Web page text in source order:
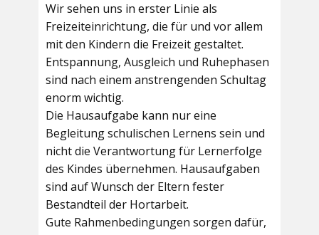
Wir sehen uns in erster Linie als
Freizeiteinrichtung, die für und vor allem
mit den Kindern die Freizeit gestaltet.
Entspannung, Ausgleich und Ruhephasen
sind nach einem anstrengenden Schultag
enorm wichtig.
Die Hausaufgabe kann nur eine
Begleitung schulischen Lernens sein und
nicht die Verantwortung für Lernerfolge
des Kindes übernehmen. Hausaufgaben
sind auf Wunsch der Eltern fester
Bestandteil der Hortarbeit.
Gute Rahmenbedingungen sorgen dafür,